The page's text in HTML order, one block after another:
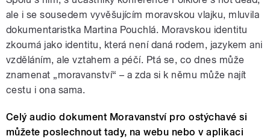
ale i se sousedem vyvěšujícím moravskou vlajku, mluvila
dokumentaristka Martina Pouchlá. Moravskou identitu
zkoumá jako identitu, která není daná rodem, jazykem ani
vzděláním, ale vztahem a péčí. Ptá se, co dnes může
znamenat „moravanství“ – a zda si k němu může najít
cestu i ona sama.
Celý audio dokument Moravanství pro ostýchavé si
můžete poslechnout tady, na webu nebo v aplikaci